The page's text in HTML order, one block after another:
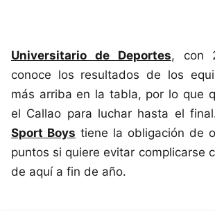
Universitario de Deportes, con
conoce los resultados de los
más arriba en la tabla, por lo que
el Callao para luchar hasta el
Sport Boys tiene la obligación de
puntos si quiere evitar complicarse
de aquí a fin de año.